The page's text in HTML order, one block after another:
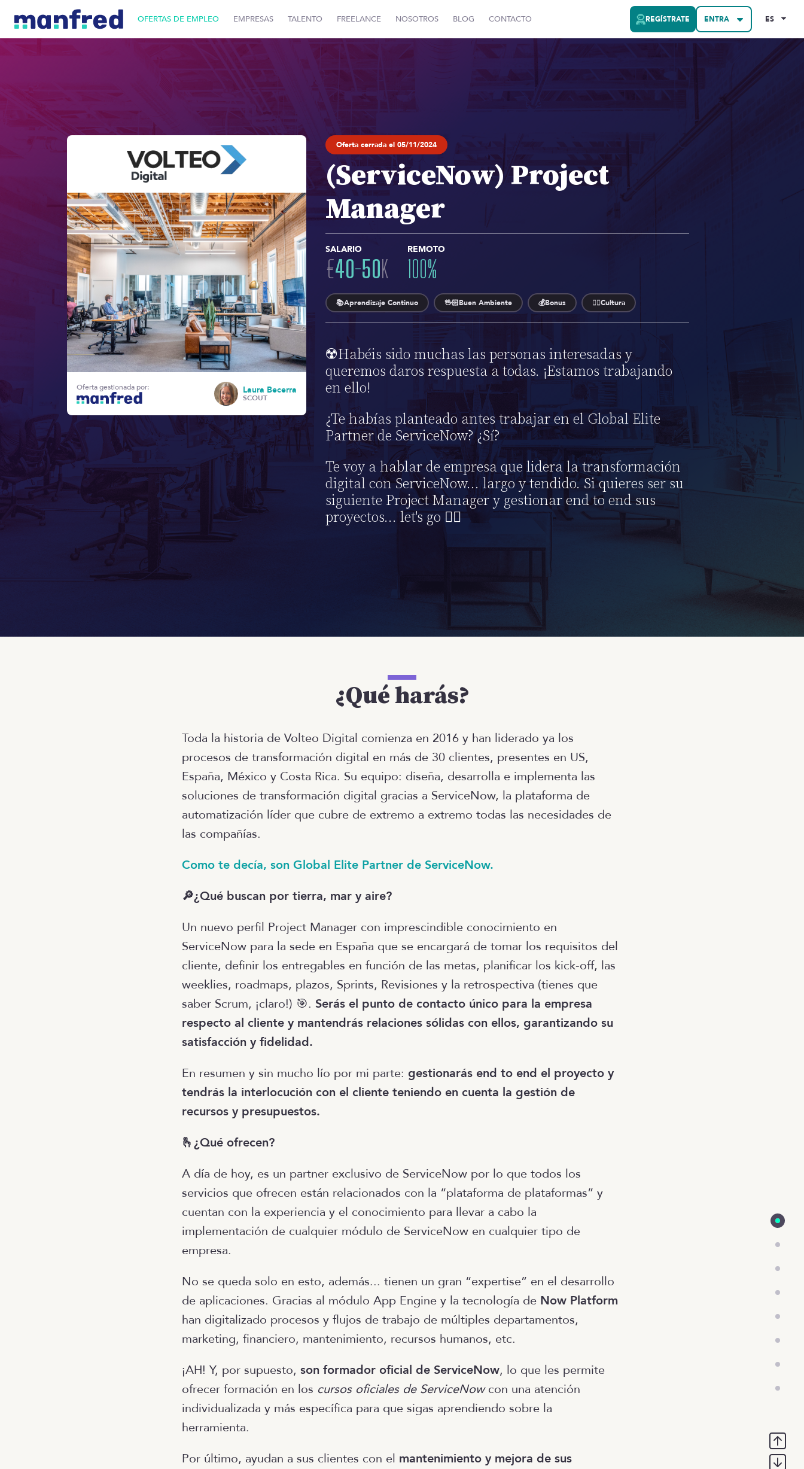
OFERTAS DE EMPLEO EMPRESAS TALENTO FREELANCE NOSOTROS BLOG CONTACTO REGÍSTRATE ENTRA ES
Oferta gestionada por: Laura Becerra
SCOUT
Oferta cerrada el 05/11/2024
(ServiceNow) Project
Manager
SALARIO
€40-50K
REMOTO
100%
📚Aprendizaje Continuo 🖖🏻Buen Ambiente 💰Bonus 👌🏼Cultura
☢️Habéis sido muchas las personas interesadas y
queremos daros respuesta a todas. ¡Estamos trabajando
en ello!
¿Te habías planteado antes trabajar en el Global Elite
Partner de ServiceNow? ¿Sí?
Te voy a hablar de empresa que lidera la transformación
digital con ServiceNow... largo y tendido. Si quieres ser su
siguiente Project Manager y gestionar end to end sus
proyectos... let's go 👇🏻
¿Qué harás?
Toda la historia de Volteo Digital comienza en 2016 y han liderado ya los
procesos de transformación digital en más de 30 clientes, presentes en US,
España, México y Costa Rica. Su equipo: diseña, desarrolla e implementa las
soluciones de transformación digital gracias a ServiceNow, la plataforma de
automatización líder que cubre de extremo a extremo todas las necesidades de
las compañías.
Como te decía, son Global Elite Partner de ServiceNow.
🔎¿Qué buscan por tierra, mar y aire?
Un nuevo perfil Project Manager con imprescindible conocimiento en
ServiceNow para la sede en España que se encargará de tomar los requisitos del
cliente, definir los entregables en función de las metas, planificar los kick-off, las
weeklies, roadmaps, plazos, Sprints, Revisiones y la retrospectiva (tienes que
saber Scrum, ¡claro!) 🎯. Serás el punto de contacto único para la empresa
respecto al cliente y mantendrás relaciones sólidas con ellos, garantizando su
satisfacción y fidelidad.
En resumen y sin mucho lío por mi parte: gestionarás end to end el proyecto y
tendrás la interlocución con el cliente teniendo en cuenta la gestión de
recursos y presupuestos.
🫰¿Qué ofrecen?
A día de hoy, es un partner exclusivo de ServiceNow por lo que todos los
servicios que ofrecen están relacionados con la “plataforma de plataformas” y
cuentan con la experiencia y el conocimiento para llevar a cabo la
implementación de cualquier módulo de ServiceNow en cualquier tipo de
empresa.
No se queda solo en esto, además... tienen un gran “expertise” en el desarrollo
de aplicaciones. Gracias al módulo App Engine y la tecnología de Now Platform
han digitalizado procesos y flujos de trabajo de múltiples departamentos,
marketing, financiero, mantenimiento, recursos humanos, etc.
¡AH! Y, por supuesto, son formador oficial de ServiceNow, lo que les permite
ofrecer formación en los cursos oficiales de ServiceNowcon una atención
individualizada y más específica para que sigas aprendiendo sobre la
herramienta.
Por último, ayudan a sus clientes con el mantenimiento y mejora de sus